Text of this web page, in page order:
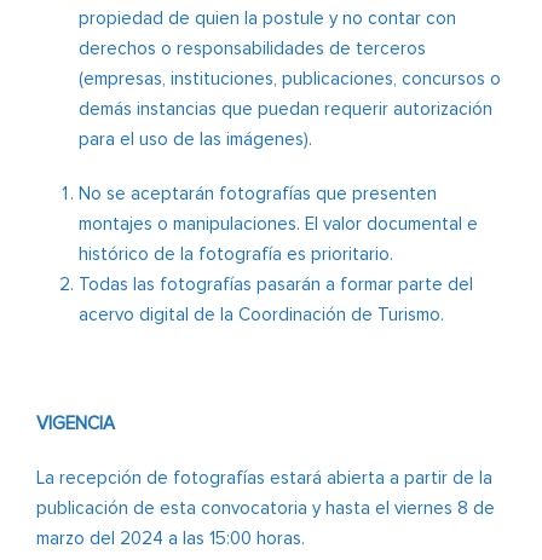
propiedad de quien la postule y no contar con
derechos o responsabilidades de terceros
(empresas, instituciones, publicaciones, concursos o
demás instancias que puedan requerir autorización
para el uso de las imágenes).
No se aceptarán fotografías que presenten
montajes o manipulaciones. El valor documental e
histórico de la fotografía es prioritario.
Todas las fotografías pasarán a formar parte del
acervo digital de la Coordinación de Turismo.
VIGENCIA
La recepción de fotografías estará abierta a partir de la
publicación de esta convocatoria y hasta el viernes 8 de
marzo del 2024 a las 15:00 horas.